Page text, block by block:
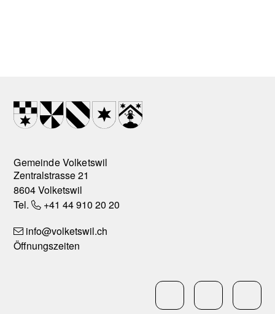
Footer
Wappen
Gemeinde Volketswil
Zentralstrasse 21
8604 Volketswil
Tel.
+41 44 910 20 20
info@volketswil.ch
Öffnungszeiten